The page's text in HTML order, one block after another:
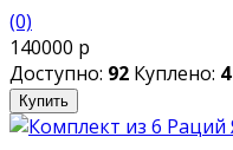
(0)
140000 р
Доступно: 92 Куплено: 4
Купить